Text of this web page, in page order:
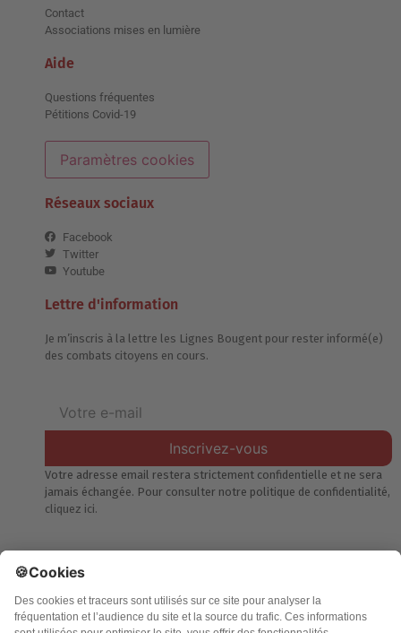
Contact
Associations mises en lumière
Aide
Questions fréquentes
Pétitions Covid-19
Paramètres cookies
Réseaux sociaux
Facebook
Twitter
Youtube
Lettre d'information
Je m’inscris à la lettre les Lignes Bougent pour rester informé(e)
des combats citoyens en cours.
Inscrivez-vous
Votre adresse email restera strictement confidentielle et ne sera
jamais échangée. Pour consulter notre politique de confidentialité,
cliquez ici.
Accueil